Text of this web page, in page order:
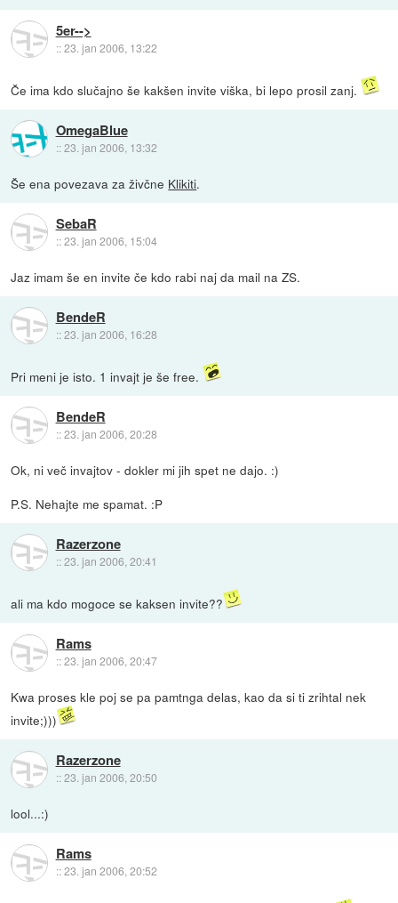
5er-->
::23. jan 2006, 13:22
Če ima kdo slučajno še kakšen invite viška, bi lepo prosil zanj.
OmegaBlue
::23. jan 2006, 13:32
Še ena povezava za živčne Klikiti.
SebaR
::23. jan 2006, 15:04
Jaz imam še en invite če kdo rabi naj da mail na ZS.
BendeR
::23. jan 2006, 16:28
Pri meni je isto. 1 invajt je še free.
BendeR
::23. jan 2006, 20:28
Ok, ni več invajtov - dokler mi jih spet ne dajo. :)
P.S. Nehajte me spamat. :P
Razerzone
::23. jan 2006, 20:41
ali ma kdo mogoce se kaksen invite??
Rams
::23. jan 2006, 20:47
Kwa proses kle poj se pa pamtnga delas, kao da si ti zrihtal nek
invite;)))
Razerzone
::23. jan 2006, 20:50
lool...:)
Rams
::23. jan 2006, 20:52